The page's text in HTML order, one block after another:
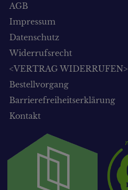
AGB
Impressum
Datenschutz
Widerrufsrecht
<VERTRAG WIDERRUFEN>
Bestellvorgang
Barrierefreiheitserklärung
Kontakt